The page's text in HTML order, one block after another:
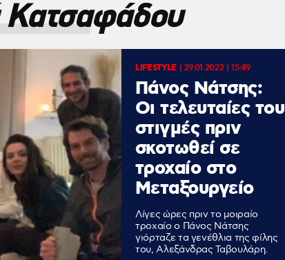
LIFESTYLE| 29.01.2022 | 15:49
Πάνος Νάτσης:
Οι τελευταίες του
στιγμές πριν
σκοτωθεί σε
τροχαίο στο
Μεταξουργείο
Λίγες ώρες πριν το μοιραίο
τροχαίο ο Πάνος Νάτσης
γιόρταζε τα γενέθλια της φίλης
του, Αλεξάνδρας Ταβουλάρη.